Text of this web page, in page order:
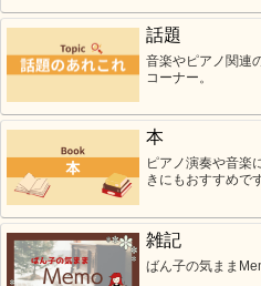
話題
音楽やピアノ関連
コーナー。
本
ピアノ演奏や音楽
きにもおすすめです
雑記
ばん子の気まま